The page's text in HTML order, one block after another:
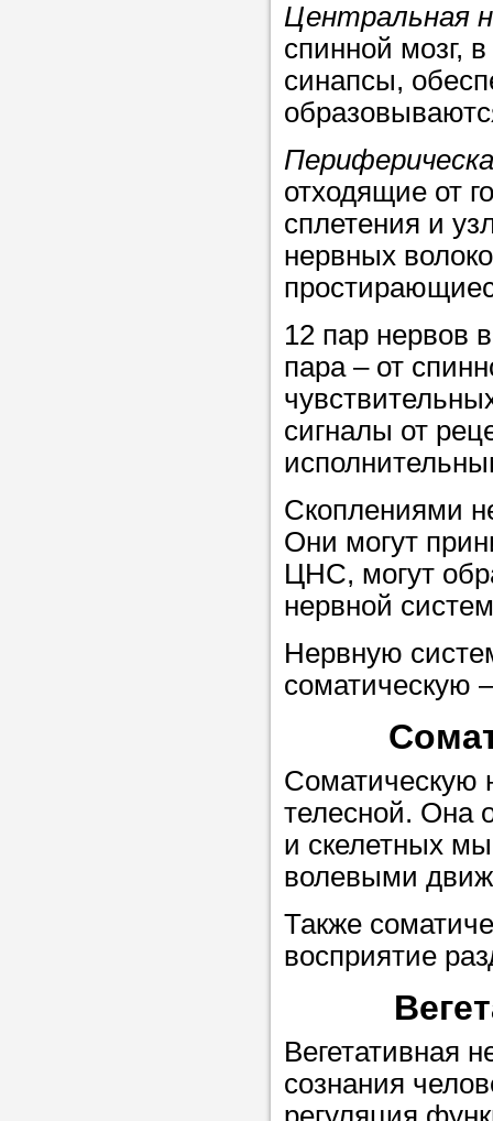
Мы
советам,
репетитора
Совет 2.
заявку на
то в поле
укажите как
чтобы мы
самого
репетитора.
Мы
в
советам,
репетитора
Совет 3.
студент-
задачей. Он
цена ниже, и
найдет
учеником.
Центральная
спинной мозг,
синапсы,
отходящие от
сплетения и
нервных
12 пар нервов
пара – от
сигналы от
Скоплениями
Они могут
ЦНС, могут
нервной
Нервную
соматическую
Соматическую
телесной. Она
и скелетных
волевыми
Также
восприятие
Вегетативная
сознания